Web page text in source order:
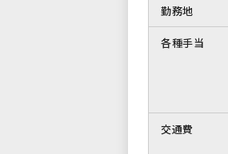
勤務地
各種手当
交通費